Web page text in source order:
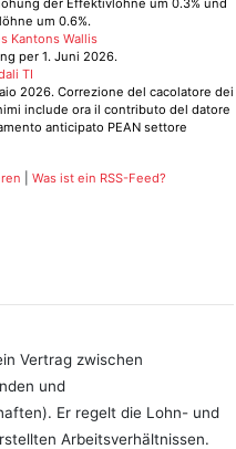
der Effektivlöhne um 0.3% und
um 0.6%.
Kantons Wallis
per 1. Juni 2026.
TI
2026. Correzione del cacolatore dei
include ora il contributo del datore
anticipato PEAN settore
Was ist ein RSS-Feed?
Vertrag zwischen
und
Er regelt die Lohn- und
Arbeitsverhältnissen.